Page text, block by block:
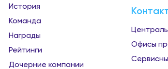
История
Команда
Награды
Рейтинги
Дочерние компании
Офисы